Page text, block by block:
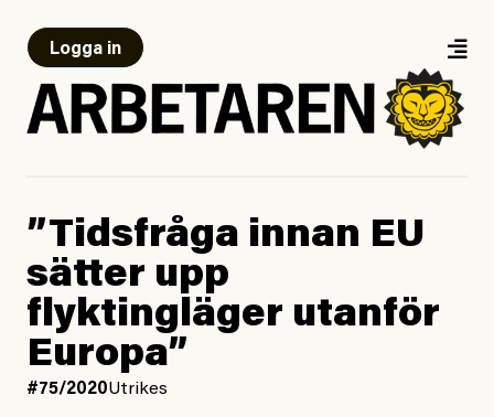
Logga in
”Tidsfråga innan EU
sätter upp
flyktingläger utanför
Europa”
#75/2020Utrikes